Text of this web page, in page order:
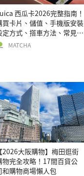
西瓜卡2026完整指南！
買卡片、儲值、手機版安裝
定方式、搭車方法、常見問
解答！
MATCHA
【2026大阪購物】梅田逛街
物完全攻略！17間百貨公
和購物商場懶人包